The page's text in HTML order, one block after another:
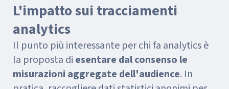
L'impatto sui tracciamenti
analytics
Il punto più interessante per chi fa analytics è
la proposta di esentare dal consenso le
misurazioni aggregate dell'audience. In